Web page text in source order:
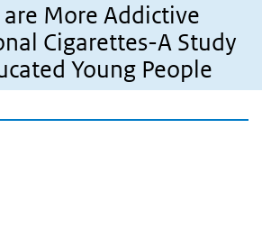
More Addictive
Cigarettes-A Study
Young People